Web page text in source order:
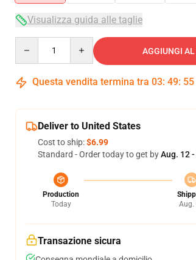
Visualizza guida alle taglie
AGGIUNGI
Questa vendita termina tra 03: 49: 54
Deliver to United States
Cost to ship:$6.99
Standard - Order today to get byAug. 12
Production
Today
Aug.
Transazione sicura